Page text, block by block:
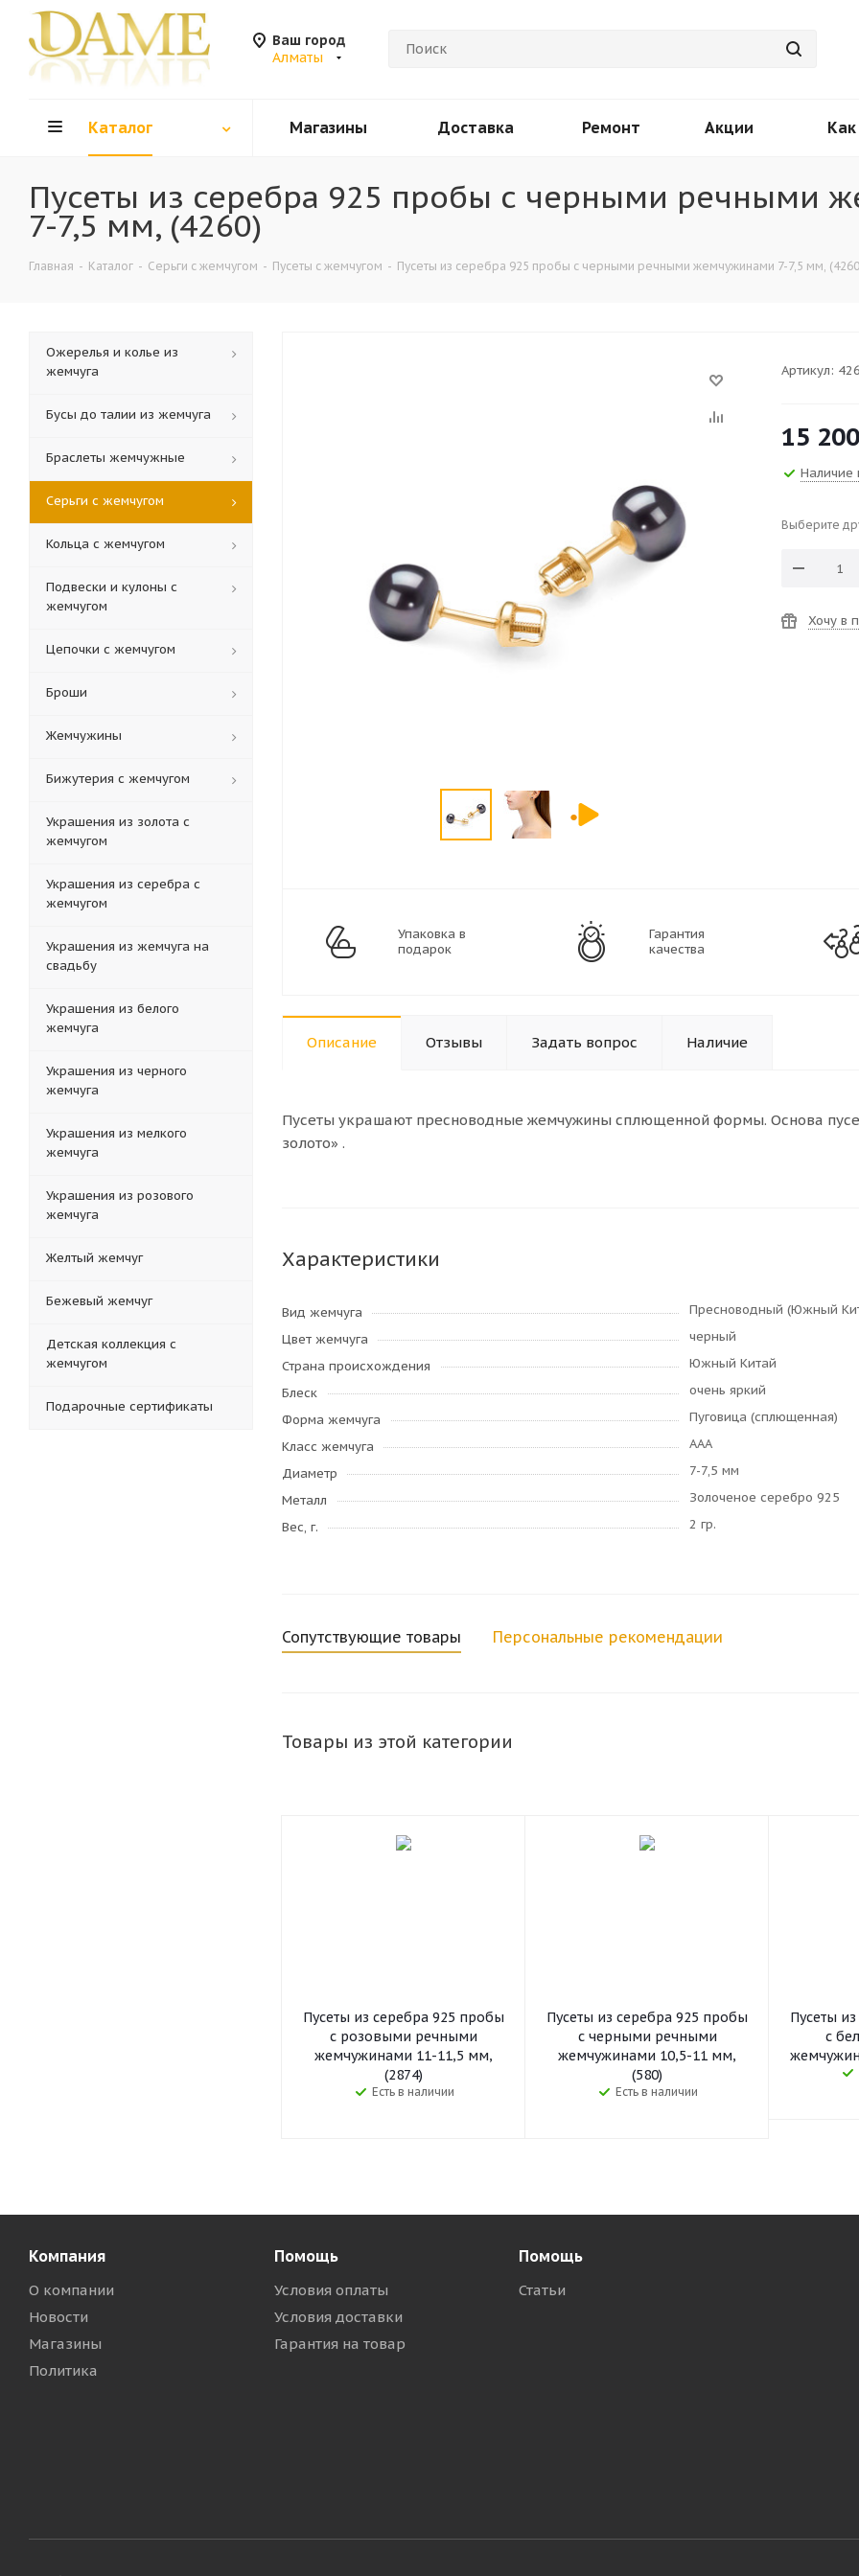
Ваш город
Алматы
Каталог Магазины Доставка Ремонт Акции Как
Пусеты из серебра 925 пробы с черными речными
7-7,5 мм, (4260)
Главная - Каталог - Серьги с жемчугом - Пусеты с жемчугом - Пусеты из серебра 925 пробы с черными речными жемчужинами 7-7,5 мм,
Артикул:
15 200
Наличие
Выберите
Хочу в
Упаковка в
подарок
Гарантия
качества
Описание Отзывы Задать вопрос Наличие
Пусеты украшают пресноводные жемчужины сплющенной формы. Основа
золото» .
Характеристики
Вид жемчуга
Пресноводный (Южный
Цвет жемчуга
черный
Страна происхождения
Южный Китай
Блеск
очень яркий
Форма жемчуга
Пуговица (сплющенная)
Класс жемчуга
AAA
Диаметр
7-7,5 мм
Металл
Золоченое серебро 925
Вес, г.
2 гр.
Сопутствующие товары Персональные рекомендации
Товары из этой категории
Пусеты из серебра 925 пробы
с розовыми речными
жемчужинами 11-11,5 мм,
(2874)
Есть в наличии
Пусеты из серебра 925 пробы
с черными речными
жемчужинами 10,5-11 мм,
(580)
Есть в наличии
Пусеты
с
Ожерелья и колье из
жемчуга
Бусы до талии из жемчуга
Браслеты жемчужные
Серьги с жемчугом
Кольца c жемчугом
Подвески и кулоны с
жемчугом
Цепочки с жемчугом
Броши
Жемчужины
Бижутерия с жемчугом
Украшения из золота с
жемчугом
Украшения из серебра с
жемчугом
Украшения из жемчуга на
свадьбу
Украшения из белого
жемчуга
Украшения из черного
жемчуга
Украшения из мелкого
жемчуга
Украшения из розового
жемчуга
Желтый жемчуг
Бежевый жемчуг
Детская коллекция с
жемчугом
Подарочные сертификаты
Компания
О компании
Новости
Магазины
Политика
Помощь
Условия оплаты
Условия доставки
Гарантия на товар
Помощь
Статьи